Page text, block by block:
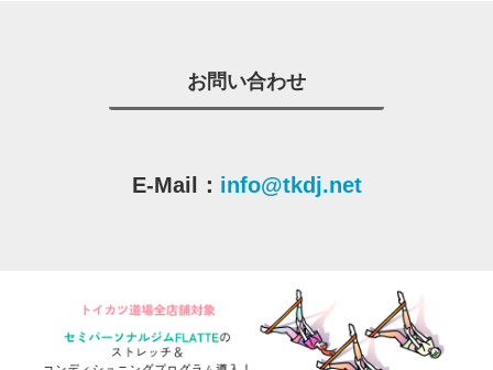
お問い合わせ
E-Mail： info@tkdj.net